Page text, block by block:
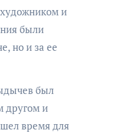
и
были
но и за ее
был
и
время для